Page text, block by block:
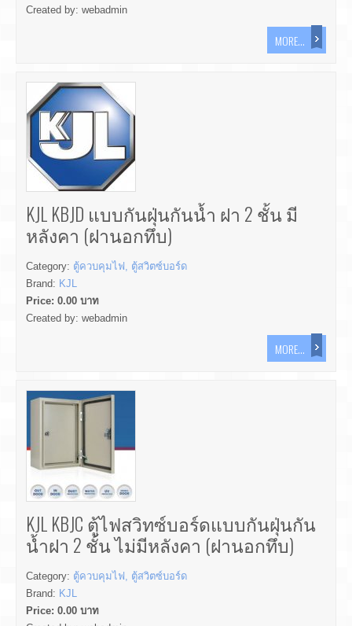
Created by: webadmin
MORE...
KJL KBJD แบบกันฝุ่นกันน้ำ ฝา 2 ชั้น มี
หลังคา (ฝานอกทึบ)
Category: ตู้ควบคุมไฟ, ตู้สวิตซ์บอร์ด
Brand: KJL
Price: 0.00 บาท
Created by: webadmin
MORE...
KJL KBJC ตู้ไฟสวิทซ์บอร์ดแบบกันฝุ่นกัน
น้ำฝา 2 ชั้น ไม่มีหลังคา (ฝานอกทึบ)
Category: ตู้ควบคุมไฟ, ตู้สวิตซ์บอร์ด
Brand: KJL
Price: 0.00 บาท